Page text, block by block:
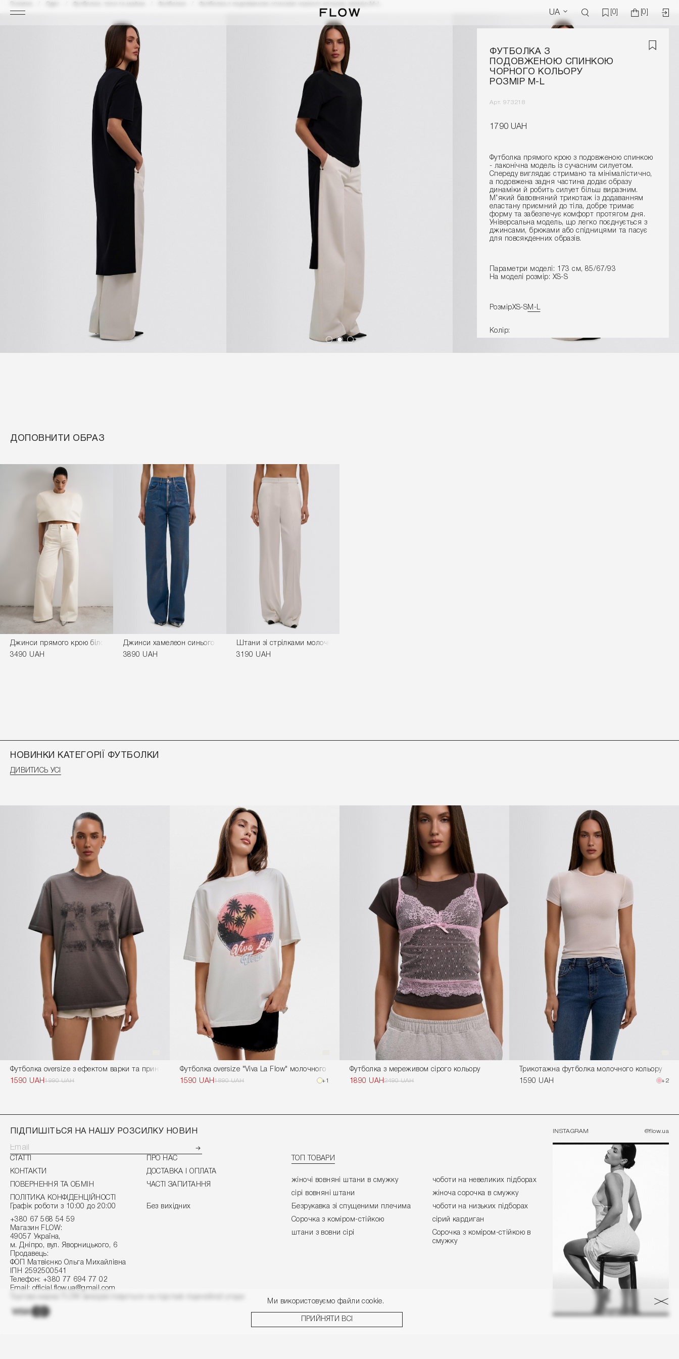
РЕЄСТРУЙТЕСЯ ТА ОТРИМАЙТЕ - 10%
UA [0] [0]
Головна
ФУТБОЛКА З
ПОДОВЖЕНОЮ СПИНКОЮ
ЧОРНОГО КОЛЬОРУ
РОЗМІР M-L
Арт. 973218
1790 UAH
Футболка прямого крою з подовженою спинкою
- лаконічна модель із сучасним силуетом.
Спереду виглядає стримано та мінімалістично,
а подовжена задня частина додає образу
динаміки й робить силует більш виразним.
М’який бавовняний трикотаж із додаванням
еластану приємний до тіла, добре тримає
форму та забезпечує комфорт протягом дня.
Універсальна модель, що легко поєднується з
джинсами, брюками або спідницями та пасує
для повсякденних образів.
Параметри моделі: 173 см, 85/67/93
На моделі розмір: XS-S
РозмірXS-SM-L
Колір:
ДОПОВНИТИ ОБРАЗ
Джинси прямого крою білого кольору
3490 UAH
Джинси хамелеон синього кольору
3890 UAH
Штани зі стрілками молочного кольору
3190 UAH
НОВИНКИ КАТЕГОРІЇ ФУТБОЛКИ
ДИВИТИСЬ УСІ
Футболка oversize з ефектом варки та принтом сірого кольору
1590 UAH1990 UAH
Футболка oversize "Viva La Flow" молочного кольору
1590 UAH1890 UAH +1
Футболка з мереживом сірого кольору
1890 UAH2490 UAH
Трикотажна футболка молочного кольору
1590 UAH
+2
ПІДПИШІТЬСЯ НА НАШУ РОЗСИЛКУ НОВИН
СТАТТІ
ПРО НАС
КОНТАКТИ
ДОСТАВКА І ОПЛАТА
ПОВЕРНЕННЯ ТА ОБМІН
ЧАСТІ ЗАПИТАННЯ
ПОЛІТИКА КОНФІДЕНЦІЙНОСТІ
Графік роботи з 10:00 до 20:00
Без вихідних
+380 67 568 54 59
Магазин FLOW:
49057 Україна,
м. Дніпро, вул. Яворницького, 6
Продавець:
ФОП Матвієнко Ольга Михайлівна
ІПН 2592500541
Телефон: +380 77 694 77 02
Email: official.flow.ua@gmail.com
ТОП ТОВАРИ
жіночі вовняні штани в смужку
чоботи на невеликих підборах
сірі вовняні штани
жіноча сорочка в смужку
Безрукавка зі спущеними плечима
чоботи на низьких підборах
Сорочка з коміром-стійкою
сірий кардиган
штани з вовни сірі
Сорочка з коміром-стійкою в
смужку
INSTAGRAM @flow.ua
Ми використовуємо файли cookie.
ПРИЙНЯТИ ВСІ